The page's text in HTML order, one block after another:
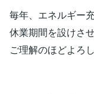
毎年、エネルギー
休業期間を設けさ
ご理解のほどよろ